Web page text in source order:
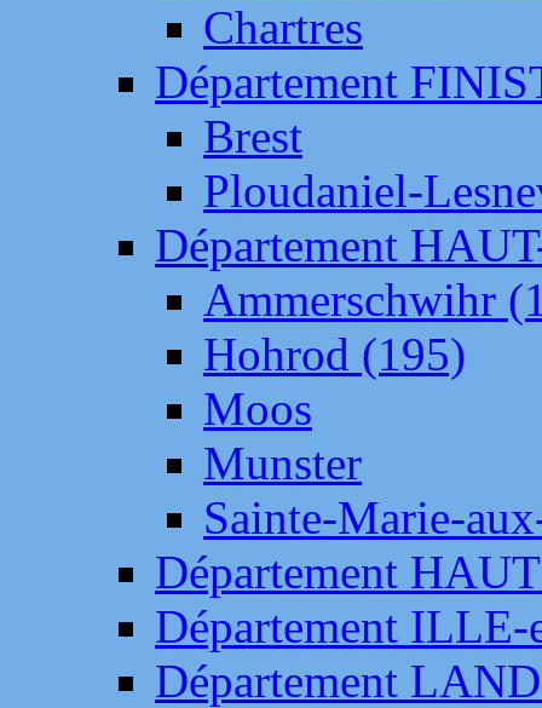
Chartres
Département
Brest
Ploudaniel-
Département
Ammerschwihr
Hohrod (195)
Moos
Munster
Sainte-Marie-
Département
Département
Département